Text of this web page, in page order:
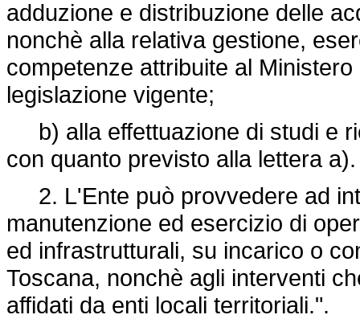
adduzione e distribuzione delle
nonchè alla relativa gestione,
competenze attribuite al
legislazione vigente;
b) alla effettuazione di studi e
con quanto previsto alla lettera a).
2. L'Ente può provvedere ad
manutenzione ed esercizio di
ed infrastrutturali, su incarico o
Toscana, nonchè agli interventi
affidati da enti locali territoriali.".